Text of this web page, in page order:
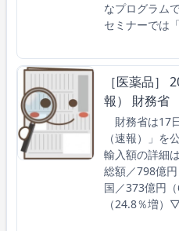
なプログラム
セミナーでは
［医薬品］
報） 財務省
財務省は17
（速報）」を
輸入額の詳細
総額／798億
国／373億円
（24.8％増